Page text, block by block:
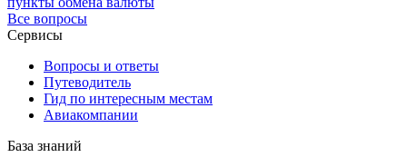
Все вопросы
Сервисы
Вопросы и ответы
Путеводитель
Гид по интересным местам
Авиакомпании
База знаний